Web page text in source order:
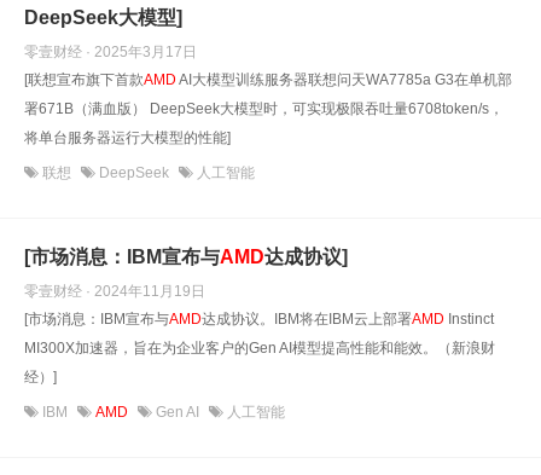
DeepSeek大模型]
零壹财经 · 2025年3月17日
[联想宣布旗下首款AMD AI大模型训练服务器联想问天WA7785a G3在单机部
署671B（满血版） DeepSeek大模型时，可实现极限吞吐量6708token/s，
将单台服务器运行大模型的性能]
联想 DeepSeek 人工智能
[市场消息：IBM宣布与AMD达成协议]
零壹财经 · 2024年11月19日
[市场消息：IBM宣布与AMD达成协议。IBM将在IBM云上部署AMD Instinct
MI300X加速器，旨在为企业客户的Gen AI模型提高性能和能效。（新浪财
经）]
IBM AMD Gen AI 人工智能